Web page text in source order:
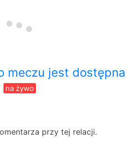
meczu jest dostępna
na żywo